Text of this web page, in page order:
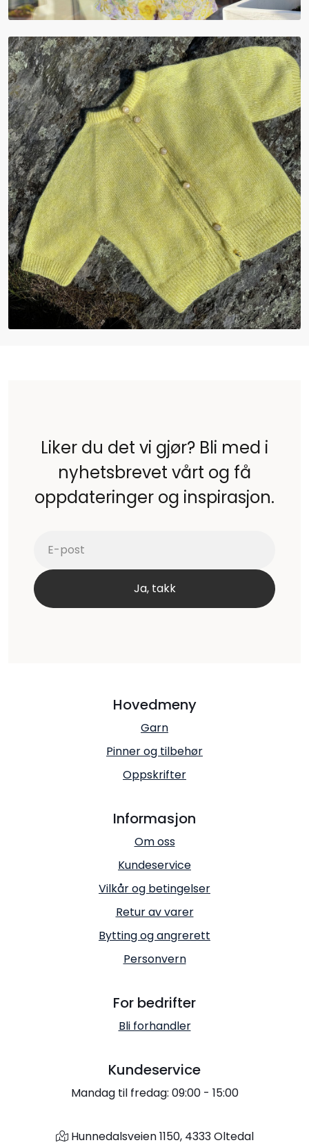
Liker du det vi gjør? Bli med i
nyhetsbrevet vårt og få
oppdateringer og inspirasjon.
Hovedmeny
Garn
Pinner og tilbehør
Oppskrifter
Informasjon
Om oss
Kundeservice
Vilkår og betingelser
Retur av varer
Bytting og angrerett
Personvern
For bedrifter
Bli forhandler
Kundeservice
Mandag til fredag: 09:00 - 15:00
Hunnedalsveien 1150, 4333 Oltedal